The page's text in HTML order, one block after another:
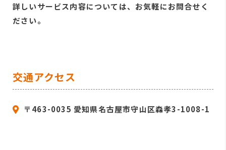
詳しいサービス内容については、お気軽にお問合せく
ださい。
交通アクセス
〒463-0035 愛知県名古屋市守山区森孝3-1008-1